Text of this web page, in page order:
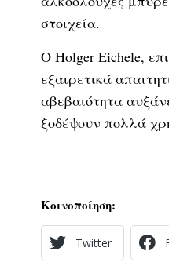
στοιχεία.
Ο Holger Eichele,
εξαιρετικά
αβεβαιότητα
ξοδέψουν πολλά
Κοινοποίηση:
Twitter